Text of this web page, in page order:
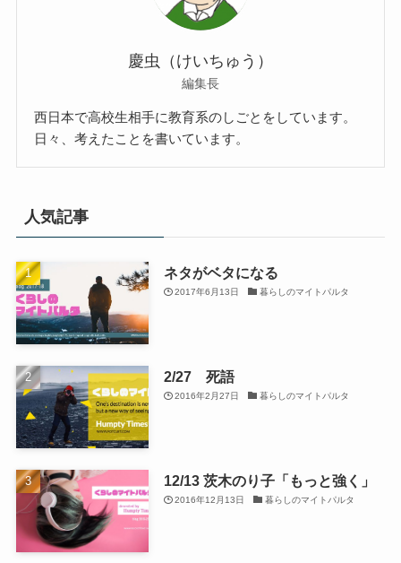
慶虫（けいちゅう）
編集長
西日本で高校生相手に教育系のしごとをしています。
日々、考えたことを書いています。
人気記事
ネタがベタになる
2017年6月13日 暮らしのマイトパルタ
2/27 死語
2016年2月27日 暮らしのマイトパルタ
12/13 茨木のり子「もっと強く」
2016年12月13日 暮らしのマイトパルタ